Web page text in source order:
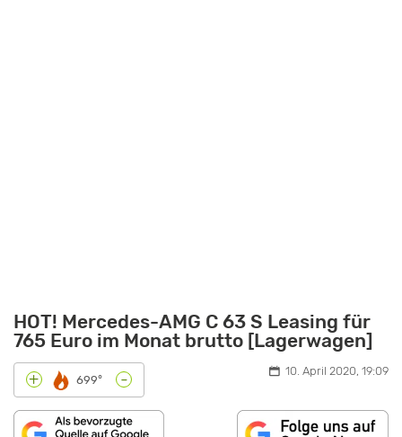
HOT! Mercedes-AMG C 63 S Leasing für
765 Euro im Monat brutto [Lagerwagen]
+ 699° - 10. April 2020, 19:09